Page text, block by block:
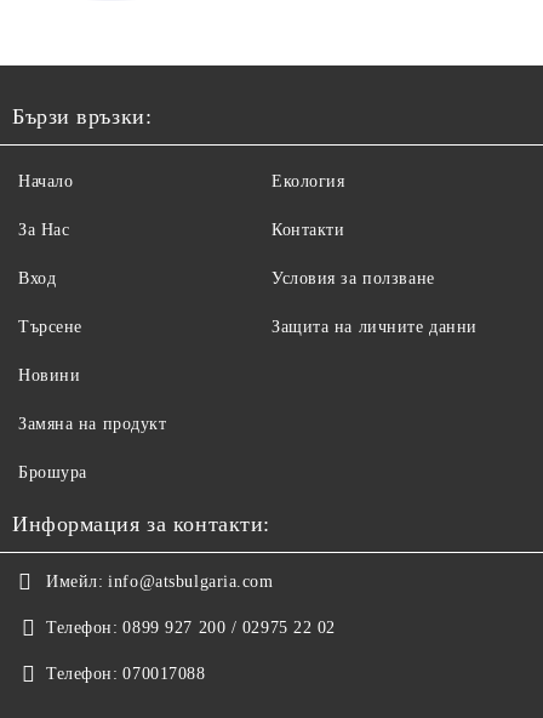
Бързи връзки:
Начало
За Нас
Вход
Търсене
Екология
Контакти
Условия за ползване
Защита на личните данни
Новини
Замяна на продукт
Брошура
Информация за контакти:
Имейл: info@atsbulgaria.com
Телефон: 0899 927 200 / 02975 22 02
Телефон: 070017088